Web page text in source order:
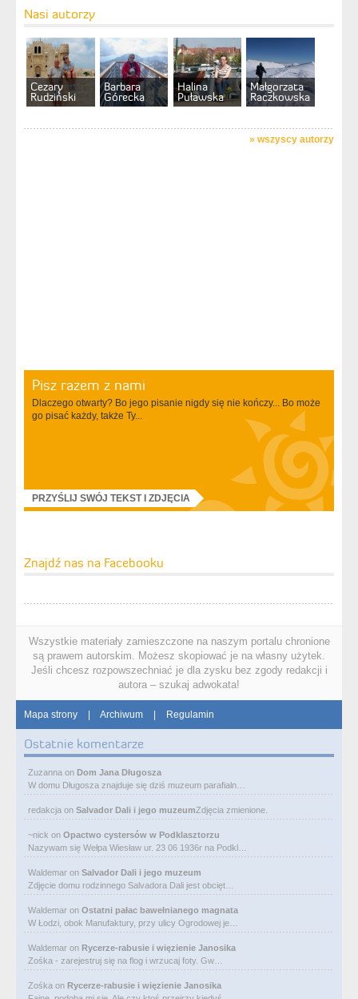
Nasi autorzy
Cezary
Rudziński
Barbara
Górecka
Halina
Puławska
Małgorzata
Raczkowska
» wszyscy autorzy
Pisz razem z nami
Dlaczego otwarty? Bo jego pisanie nigdy się nie kończy... Bo może
go pisać każdy, także Ty...
PRZYŚLIJ SWÓJ TEKST I ZDJĘCIA
Znajdź nas na Facebooku
Wszystkie materiały zamieszczone na naszym portalu chronione
są prawem autorskim. Możesz skopiować je na własny użytek.
Jeśli chcesz rozpowszechniać je dla zysku bez zgody redakcji i
autora – szukaj adwokata!
Mapa strony | Archiwum | Regulamin
Ostatnie komentarze
Zuzanna on Dom Jana Długosza
W domu Długosza znajduje się dziś muzeum parafialn…
redakcja on Salvador Dali i jego muzeumZdjęcia zmienione.
~nick on Opactwo cystersów w Podklasztorzu
Nazywam się Wełpa Wiesław ur. 23 06 1936r na Podkl…
Waldemar on Salvador Dali i jego muzeum
Zdjęcie domu rodzinnego Salvadora Dali jest obcięt…
Waldemar on Ostatni pałac bawełnianego magnata
W Łodzi, obok Manufaktury, przy ulicy Ogrodowej je…
Waldemar on Rycerze-rabusie i więzienie Janosika
Zośka - zarejestruj się na flog i wrzucaj foty. Gw…
Zośka on Rycerze-rabusie i więzienie Janosika